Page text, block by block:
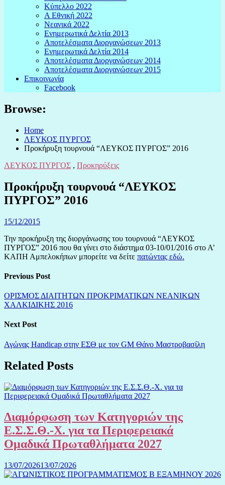
Κύπελλο 2022
Α Εθνική 2022
Νεανικά 2022
Ενημερωτικά Δελτία 2013
Αποτελέσματα Διοργανώσεων 2013
Ενημερωτικά Δελτία 2014
Αποτελέσματα Διοργανώσεων 2014
Αποτελέσματα Διοργανώσεων 2015
Επικοινωνία
Facebook
Browse:
Home
ΛΕΥΚΟΣ ΠΥΡΓΟΣ
Προκήρυξη τουρνουά “ΛΕΥΚΟΣ ΠΥΡΓΟΣ” 2016
ΛΕΥΚΟΣ ΠΥΡΓΟΣ , Προκηρύξεις
Προκήρυξη τουρνουά “ΛΕΥΚΟΣ
ΠΥΡΓΟΣ” 2016
15/12/2015
Την προκήρυξη της διοργάνωσης του τουρνουά “ΛΕΥΚΟΣ
ΠΥΡΓΟΣ” 2016 που θα γίνει στο διάστημα 03-10/01/2016 στο Α’
ΚΑΠΗ Αμπελοκήπων μπορείτε να δείτε πατώντας εδώ.
Previous Post
ΟΡΙΣΜΟΣ ΔΙΑΙΤΗΤΩΝ ΠΡΟΚΡΙΜΑΤΙΚΩΝ ΝΕΑΝΙΚΩΝ
ΧΑΛΚΙΔΙΚΗΣ 2016
Next Post
Αγώνας Handicap στην ΕΣΘ με τον GM Θάνο Μαστροβασίλη
Related Posts
Διαμόρφωση των Κατηγοριών της
Ε.Σ.Σ.Θ.-Χ. για τα Περιφερειακά
Ομαδικά Πρωταθλήματα 2027
13/07/202613/07/2026